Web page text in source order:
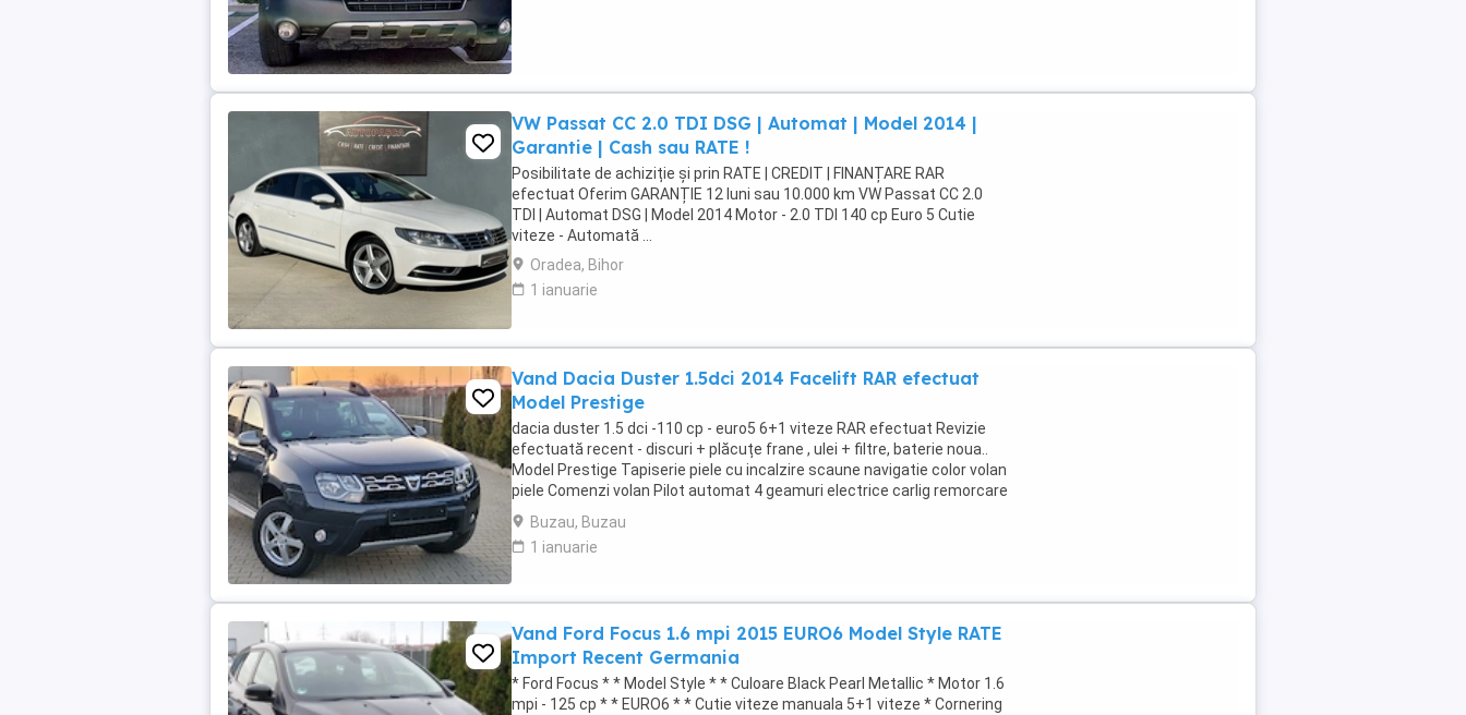
VW Passat CC 2.0 TDI DSG | Automat | Model 2014 |
Garantie | Cash sau RATE !
Posibilitate de achiziție și prin RATE | CREDIT | FINANȚARE RAR
efectuat Oferim GARANȚIE 12 luni sau 10.000 km VW Passat CC 2.0
TDI | Automat DSG | Model 2014 Motor - 2.0 TDI 140 cp Euro 5 Cutie
viteze - Automată ...
Oradea, Bihor
1 ianuarie
Vand Dacia Duster 1.5dci 2014 Facelift RAR efectuat
Model Prestige
dacia duster 1.5 dci -110 cp - euro5 6+1 viteze RAR efectuat Revizie
efectuată recent - discuri + plăcuțe frane , ulei + filtre, baterie noua..
Model Prestige Tapiserie piele cu incalzire scaune navigatie color volan
piele Comenzi volan Pilot automat 4 geamuri electrice carlig remorcare
jante ...
Buzau, Buzau
1 ianuarie
Vand Ford Focus 1.6 mpi 2015 EURO6 Model Style RATE
Import Recent Germania
* Ford Focus * * Model Style * * Culoare Black Pearl Metallic * Motor 1.6
mpi - 125 cp * * EURO6 * * Cutie viteze manuala 5+1 viteze * Cornering